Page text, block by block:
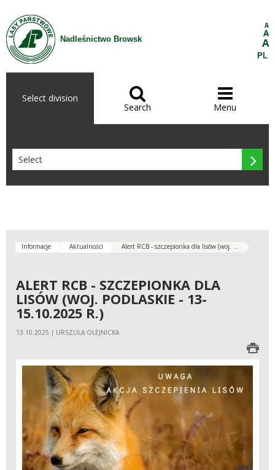
Skip to Content
Nadleśnictwo Browsk
A
A
A
PL
Select division 
Search

Menu

Informacje Aktualności Alert RCB - szczepionka dla lisów (woj. ...
ALERT RCB - SZCZEPIONKA DLA
LISÓW (WOJ. PODLASKIE - 13-
15.10.2025 R.)
13.10.2025 | URSZULA OLEJNICKA